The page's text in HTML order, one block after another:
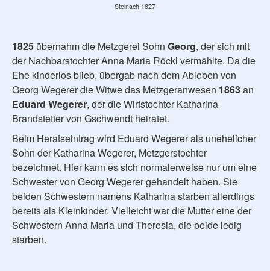
Steinach 1827
1825 übernahm die Metzgerei Sohn Georg, der sich mit
der Nachbarstochter Anna Maria Röckl vermählte. Da die
Ehe kinderlos blieb, übergab nach dem Ableben von
Georg Wegerer die Witwe das Metzgeranwesen 1863an
Eduard Wegerer, der die Wirtstochter Katharina
Brandstetter von Gschwendt heiratet.
Beim Heratseintrag wird Eduard Wegerer als unehelicher
Sohn der Katharina Wegerer, Metzgerstochter
bezeichnet. Hier kann es sich normalerweise nur um eine
Schwester von Georg Wegerer gehandelt haben. Sie
beiden Schwestern namens Katharina starben allerdings
bereits als Kleinkinder. Vielleicht war die Mutter eine der
Schwestern Anna Maria und Theresia, die beide ledig
starben.